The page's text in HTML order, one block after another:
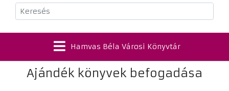
Keresés
Hamvas Béla Városi Könyvtár
Ajándék könyvek befogadása